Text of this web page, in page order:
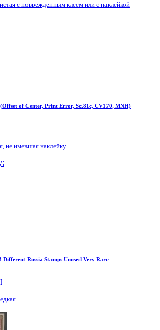
с поврежденным клеем или с наклейкой
of Center, Print Error, Sc.81c, CV170, MNH)
не имевшая наклейку
Russia Stamps Unused Very Rare
]